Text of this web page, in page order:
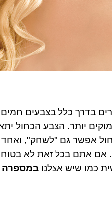
בדרך כלל בצבעים חמים
יותר. הצבע הכחול
אפשר גם "לשחק", ואחד
אם אתם בכל זאת לא
כמו שיש אצלנו